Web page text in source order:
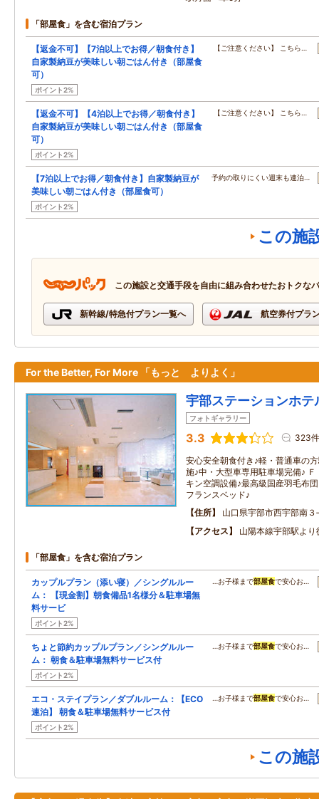
「部屋食」を含む宿泊プラン
【返金不可】【7泊以上でお得／朝食付き】
自家製納豆が美味しい朝ごはん付き（部屋食
可）
ポイント2%
【ご注意ください】 こちら…
【返金不可】【4泊以上でお得／朝食付き】
自家製納豆が美味しい朝ごはん付き（部屋食
可）
ポイント2%
【ご注意ください】 こちら…
【7泊以上でお得／朝食付き】自家製納豆が
美味しい朝ごはん付き（部屋食可）
ポイント2%
予約の取りにくい週末も連泊…
この施
この施設と交通手段を自由に組み合わせたおトクな
新幹線/特急付プラン一覧へ 航空券付プラ
For the Better, For More 「もっと よりよく」
宇部ステーションホテ
フォトギャラリー
3.3 323件
安心安全朝食付き♪軽・普通車の
施♪中・大型車専用駐車場完備♪
キン空調設備♪最高級国産羽毛布
フランスベッド♪
住所
山口県宇部市西宇部南３
アクセス
山陽本線宇部駅より
「部屋食」を含む宿泊プラン
カップルプラン（添い寝）／シングルルー
ム： 【現金割】朝食備品1名様分＆駐車場無
料サービ
ポイント2%
…お子様まで部屋食で安心お…
ちょと節約カップルプラン／シングルルー
ム： 朝食＆駐車場無料サービス付
ポイント2%
…お子様まで部屋食で安心お…
エコ・ステイプラン／ダブルルーム：【ECO
連泊】 朝食＆駐車場無料サービス付
ポイント2%
…お子様まで部屋食で安心お…
この施